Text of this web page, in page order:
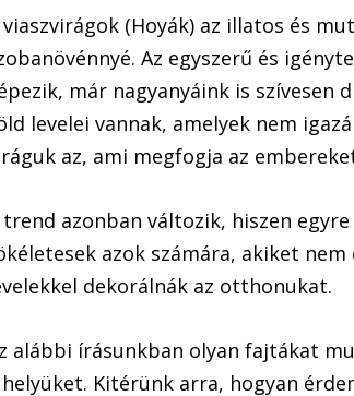
viaszvirágok (Hoyák) az illatos és
Az egyszerű és
már nagyanyáink is szívesen
levelei vannak, amelyek nem
az, ami megfogja az
trend azonban változik, hiszen
azok számára, akiket
dekorálnák az otthonukat.
alábbi írásunkban olyan fajtákat
Kitérünk arra, hogyan